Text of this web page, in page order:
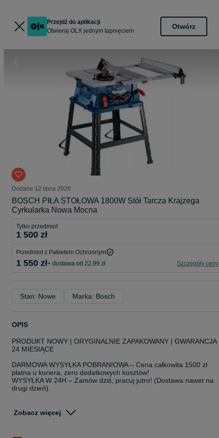
Przejdź do aplikacji
Otwieraj OLX jednym tapnięciem
Otwórz
Dodane 12 lipca 2026
BOSCH PIŁA STOŁOWA 1800W Stół Tarcza Krajzega
Cyrkularka Nowa Mocna
Tylko przedmiot
1 500 zł
Przedmiot z Pakietem Ochronnym
1 550 zł+ dostawa od 22,99 zł Szczegóły ceny
Stan: Nowe Marka: Bosch
OPIS
PRODUKT NOWY | ORYGINALNIE ZAPAKOWANY | GWARANCJA
24 MIESIĄCE
DARMOWA WYSYŁKA POBRANIOWA – Cena całkowita 1500 zł
płatna u kuriera, zero dodatkowych kosztów!
WYSYŁKA W 24H – Zamów dziś, pracuj jutro! (Dostawa nawet na
drugi dzień).
Zobacz więcej